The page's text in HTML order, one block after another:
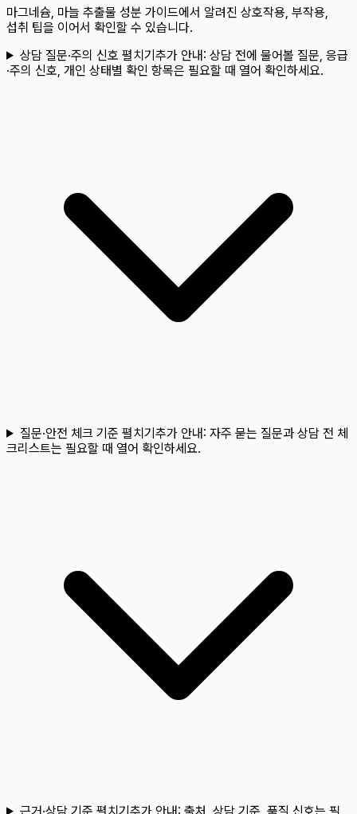
마그네슘, 마늘 추출물 성분 가이드에서 알려진 상호작용, 부작용,
섭취 팁을 이어서 확인할 수 있습니다.
상담 질문·주의 신호 펼치기추가 안내: 상담 전에 물어볼 질문, 응급
·주의 신호, 개인 상태별 확인 항목은 필요할 때 열어 확인하세요.
질문·안전 체크 기준 펼치기추가 안내: 자주 묻는 질문과 상담 전 체
크리스트는 필요할 때 열어 확인하세요.